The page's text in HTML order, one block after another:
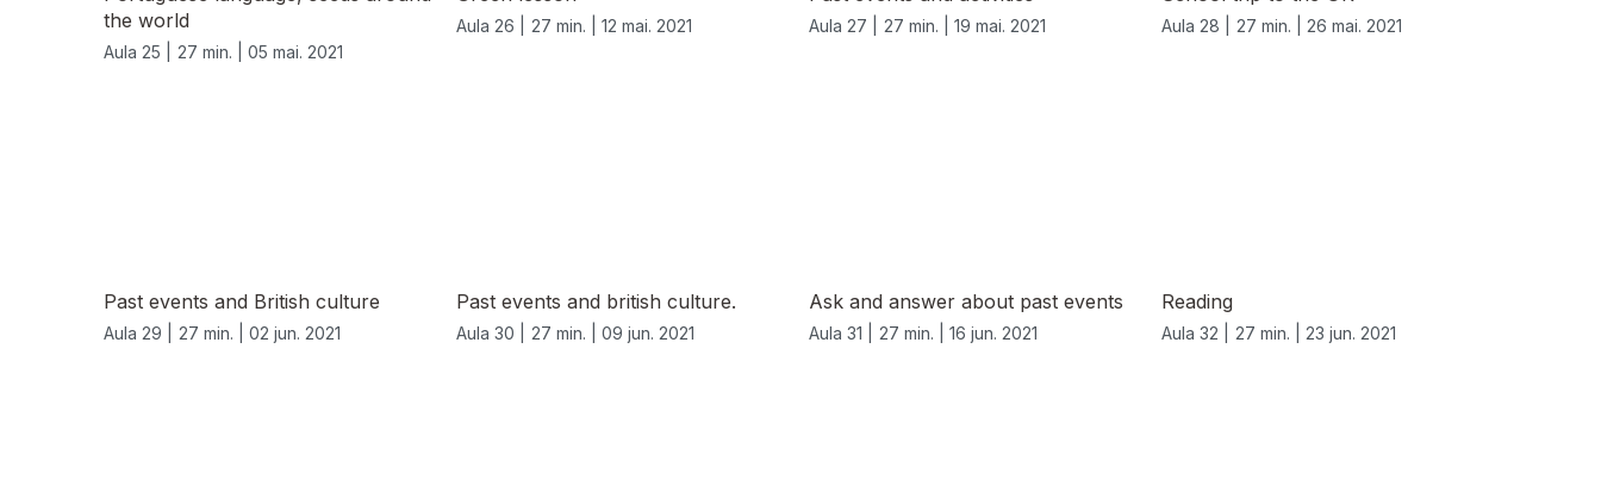
the world
Aula 25 | 27 min. | 05 mai. 2021
Aula 26 | 27 min. | 12 mai. 2021 Aula 27 | 27 min. | 19 mai. 2021 Aula 28 | 27 min. | 26 mai. 2021
Past events and British culture
Aula 29 | 27 min. | 02 jun. 2021
Past events and british culture.
Aula 30 | 27 min. | 09 jun. 2021
Ask and answer about past events
Aula 31 | 27 min. | 16 jun. 2021
Reading
Aula 32 | 27 min. | 23 jun. 2021